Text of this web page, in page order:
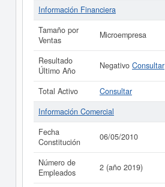
Información Financiera
Tamaño por
Ventas
Microempresa
Resultado
Último Año
Negativo Consultar
Total Activo
Consultar
Información Comercial
Fecha
Constitución
06/05/2010
Número de
Empleados
2 (año 2019)